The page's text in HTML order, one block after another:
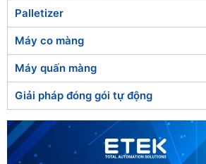
Palletizer
Máy co màng
Máy quấn màng
Giải pháp đóng gói tự động